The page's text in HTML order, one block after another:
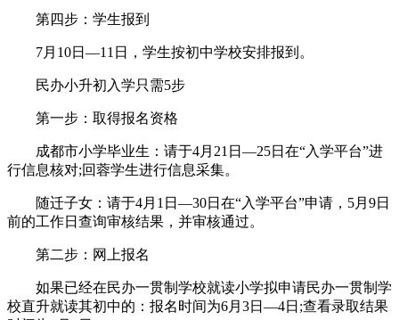
第四步：学生报到
7月10日—11日，学生按初中学校安排报到。
民办小升初入学只需5步
第一步：取得报名资格
成都市小学毕业生：请于4月21日—25日在“入学平台”进
行信息核对;回蓉学生进行信息采集。
随迁子女：请于4月1日—30日在“入学平台”申请，5月9日
前的工作日查询审核结果，并审核通过。
第二步：网上报名
如果已经在民办一贯制学校就读小学拟申请民办一贯制学
校直升就读其初中的：报名时间为6月3日—4日;查看录取结果